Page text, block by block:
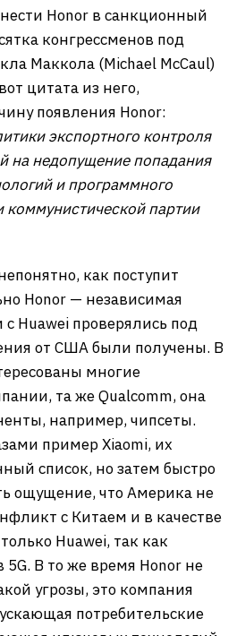
Honor в санкционный
конгрессменов под
Маккола (Michael McCaul)
цитата из него,
появления Honor:
экспортного контроля
на недопущение попадания
и программного
коммунистической партии
как поступит
Honor — независимая
с Huawei проверялись под
от США были получены. В
многие
та же Qualcomm, она
например, чипсеты.
пример Xiaomi, их
список, но затем быстро
ощущение, что Америка не
с Китаем и в качестве
Huawei, так как
В то же время Honor не
угрозы, это компания
потребительские